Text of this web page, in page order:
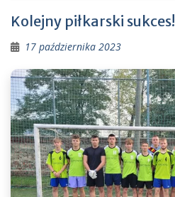
Kolejny piłkarski sukces!
17 października 2023